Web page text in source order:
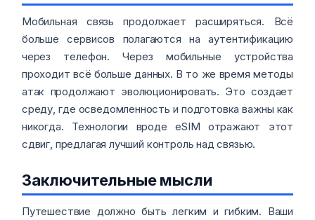
Мобильная связь продолжает расширяться. Всё
больше сервисов полагаются на аутентификацию
через телефон. Через мобильные устройства
проходит всё больше данных. В то же время методы
атак продолжают эволюционировать. Это создает
среду, где осведомленность и подготовка важны как
никогда. Технологии вроде eSIM отражают этот
сдвиг, предлагая лучший контроль над связью.
Заключительные мысли
Путешествие должно быть легким и гибким. Ваши